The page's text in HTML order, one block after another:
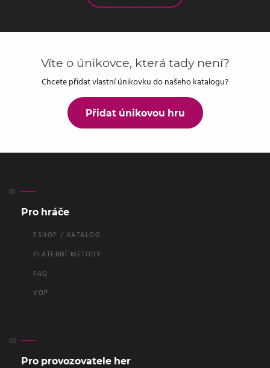
Víte o únikovce, která tady není?
Chcete přidat vlastní únikovku do našeho katalogu?
Přidat únikovou hru
Pro hráče
ESHOP / KATALOG
PLATEBNÍ METODY
FAQ
VOP
Pro provozovatele her